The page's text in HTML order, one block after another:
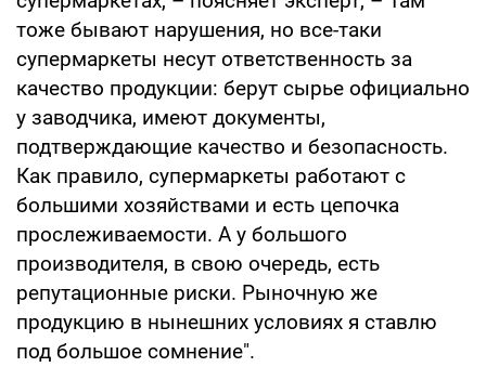
тоже бывают нарушения, но все-таки
супермаркеты несут ответственность за
качество продукции: берут сырье официально
у заводчика, имеют документы,
подтверждающие качество и безопасность.
Как правило, супермаркеты работают с
большими хозяйствами и есть цепочка
прослеживаемости. А у большого
производителя, в свою очередь, есть
репутационные риски. Рыночную же
продукцию в нынешних условиях я ставлю
под большое сомнение".